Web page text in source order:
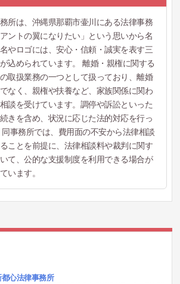
所は、沖縄県那覇市壷川にある法律事務
ントの翼になりたい」という思いから名
やロゴには、安心・信頼・誠実を表す三
込められています。 離婚・親権に関する
取扱業務の一つとして扱っており、離婚
なく、親権や扶養など、家族関係に関わ
談を受けています。調停や訴訟といった
きを含め、状況に応じた法的対応を行っ
事務所では、費用面の不安から法律相談
ことを前提に、法律相談料や裁判に関す
て、公的な支援制度を利用できる場合が
います。
都心法律事務所